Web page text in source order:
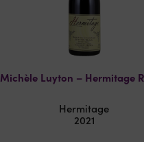
Michèle Luyton – Hermitage
Hermitage
2021